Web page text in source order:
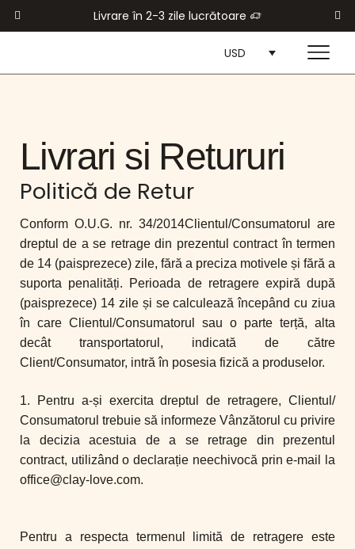
Livrare în 2-3 zile lucrătoare
USD
Livrari si Retururi
Politică de Retur
Conform O.U.G. nr. 34/2014Clientul/Consumatorul are
dreptul de a se retrage din prezentul contract în termen
de 14 (paisprezece) zile, fără a preciza motivele și fără a
suporta penalități. Perioada de retragere expiră după
(paisprezece) 14 zile și se calculează începând cu ziua
în care Clientul/Consumatorul sau o parte terță, alta
decât transportatorul, indicată de către
Client/Consumator, intră în posesia fizică a produselor.
1. Pentru a-și exercita dreptul de retragere, Clientul/
Consumatorul trebuie să informeze Vânzătorul cu privire
la decizia acestuia de a se retrage din prezentul
contract, utilizând o declarație neechivocă prin e-mail la
office@clay-love.com.
Pentru a respecta termenul limită de retragere este